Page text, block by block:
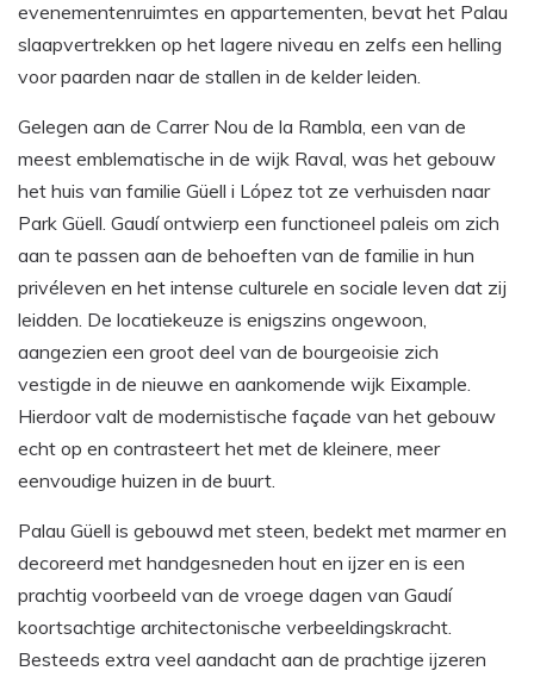
evenementenruimtes en appartementen, bevat het Palau
slaapvertrekken op het lagere niveau en zelfs een helling
voor paarden naar de stallen in de kelder leiden.
Gelegen aan de Carrer Nou de la Rambla, een van de
meest emblematische in de wijk Raval, was het gebouw
het huis van familie Güell i López tot ze verhuisden naar
Park Güell. Gaudí ontwierp een functioneel paleis om zich
aan te passen aan de behoeften van de familie in hun
privéleven en het intense culturele en sociale leven dat zij
leidden. De locatiekeuze is enigszins ongewoon,
aangezien een groot deel van de bourgeoisie zich
vestigde in de nieuwe en aankomende wijk Eixample.
Hierdoor valt de modernistische façade van het gebouw
echt op en contrasteert het met de kleinere, meer
eenvoudige huizen in de buurt.
Palau Güell is gebouwd met steen, bedekt met marmer en
decoreerd met handgesneden hout en ijzer en is een
prachtig voorbeeld van de vroege dagen van Gaudí
koortsachtige architectonische verbeeldingskracht.
Besteeds extra veel aandacht aan de prachtige ijzeren